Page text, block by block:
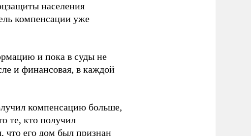
населения
компенсации уже
и пока в суды не
и финансовая, в каждой
компенсацию больше,
те, кто получил
что его дом был признан